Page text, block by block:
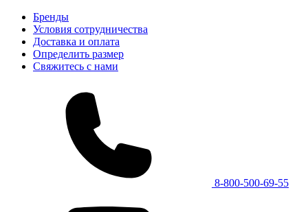
Бренды
Условия сотрудничества
Доставка и оплата
Определить размер
Свяжитесь с нами
8-800-500-69-55